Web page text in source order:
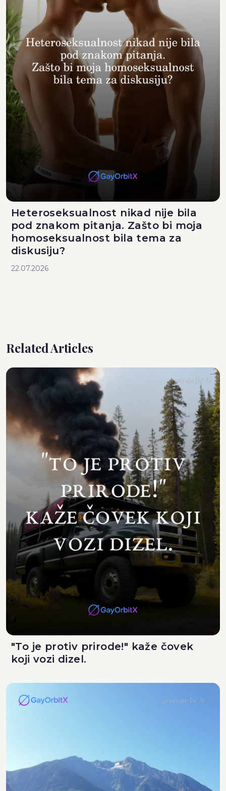
Heteroseksualnost nikad nije bila
pod znakom pitanja. Zašto bi moja
homoseksualnost bila tema za
diskusiju?
22.07.2026
Related Articles
"To je protiv prirode!" kaže čovek
koji vozi dizel.